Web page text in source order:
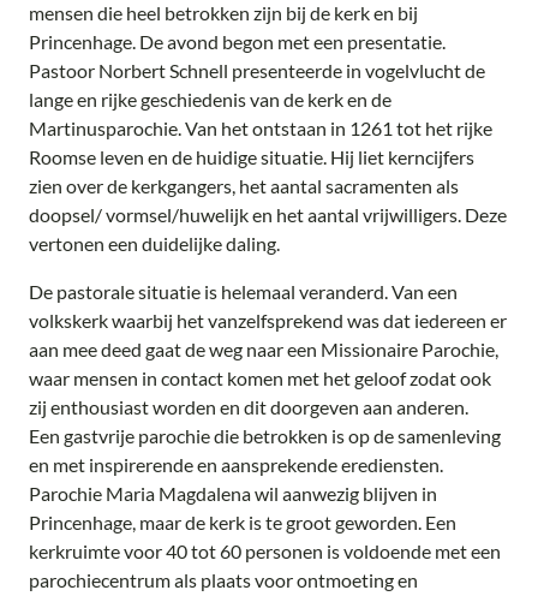
mensen die heel betrokken zijn bij de kerk en bij
Princenhage. De avond begon met een presentatie.
Pastoor Norbert Schnell presenteerde in vogelvlucht de
lange en rijke geschiedenis van de kerk en de
Martinusparochie. Van het ontstaan in 1261 tot het rijke
Roomse leven en de huidige situatie. Hij liet kerncijfers
zien over de kerkgangers, het aantal sacramenten als
doopsel/ vormsel/huwelijk en het aantal vrijwilligers. Deze
vertonen een duidelijke daling.
De pastorale situatie is helemaal veranderd. Van een
volkskerk waarbij het vanzelfsprekend was dat iedereen er
aan mee deed gaat de weg naar een Missionaire Parochie,
waar mensen in contact komen met het geloof zodat ook
zij enthousiast worden en dit doorgeven aan anderen.
Een gastvrije parochie die betrokken is op de samenleving
en met inspirerende en aansprekende erediensten.
Parochie Maria Magdalena wil aanwezig blijven in
Princenhage, maar de kerk is te groot geworden. Een
kerkruimte voor 40 tot 60 personen is voldoende met een
parochiecentrum als plaats voor ontmoeting en